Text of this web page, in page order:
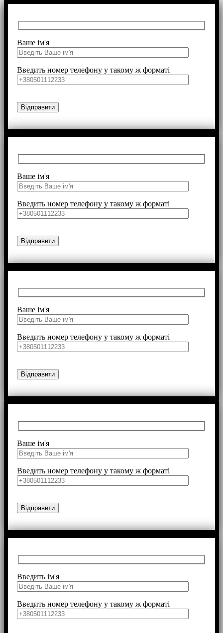
Ваше ім'я
Введить номер телефону у такому ж форматі
Ваше ім'я
Введить номер телефону у такому ж форматі
Ваше ім'я
Введить номер телефону у такому ж форматі
Ваше ім'я
Введить номер телефону у такому ж форматі
Введить ім'я
Введить номер телефону у такому ж форматі